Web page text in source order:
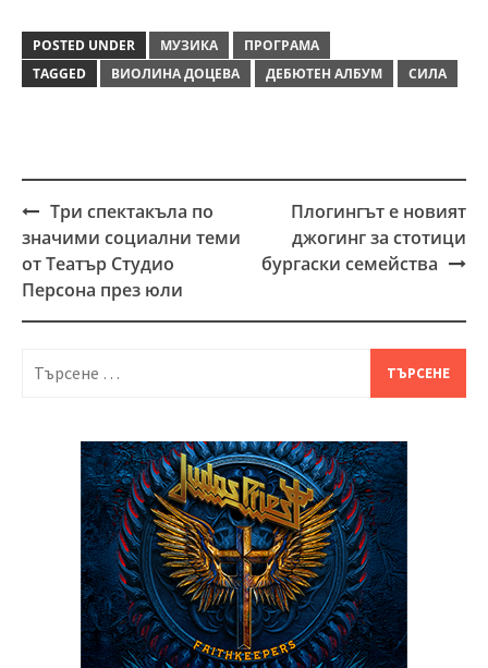
POSTED UNDER МУЗИКА
ПРОГРАМА
TAGGED
ВИОЛИНА ДОЦЕВА ДЕБЮТЕН АЛБУМ СИЛА
Post
navigation
Три спектакъла по
значими социални теми
от Театър Студио
Персона през юли
Плогингът е новият
джогинг за стотици
бургаски семейства
Търсене